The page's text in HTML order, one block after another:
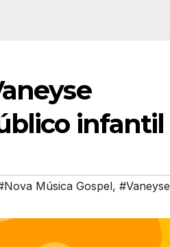
infantil
Música Gospel, #Vaneyse